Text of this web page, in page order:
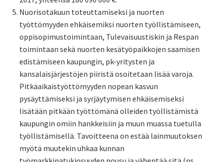
Nuorisotakuun toteuttamiseksi ja nuorten
työttömyyden ehkäisemiksi nuorten työllistämiseen,
oppisopimustoimintaan, Tulevaisuustiskin ja Respan
toimintaan sekä nuorten kesätyöpaikkojen saamisen
edistämiseen kaupungin, pk-yritysten ja
kansalaisjärjestöjen piiristä osoitetaan lisää varoja.
Pitkäaikaistyöttömyyden nopean kasvun
pysäyttämiseksi ja syrjäytymisen ehkäisemiseksi
lisätään pitkään työttömänä olleiden työllistämistä
kaupungin omiin hankkeisiin ja muun muassa tuetulla
työllistämisellä. Tavoitteena on estää lainmuutoksen
myötä muutekin uhkaa kunnan